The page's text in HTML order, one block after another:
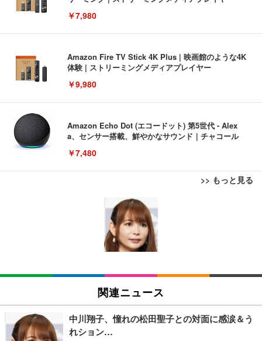
￥7,980
Amazon Fire TV Stick 4K Plus | 映画館のような4K
体験 | ストリーミングメディアプレイヤー
￥9,980
Amazon Echo Dot (エコードット) 第5世代 - Alex
a、センサー搭載、鮮やかなサウンド｜チャコール
￥7,480
>> もっと見る
[EdoErgo] オフィスチェア 椅子 テレワーク 疲れな
い 跳ね上げ式アームレスト コンパクト 約105度ロッ
キング pc 事務椅子 360度回転 座面昇降 強化ナイロ
ン樹脂ベース 通気性メッシュ 在宅ワーク H-WY01
(黒網+黒枠+黒足)
SIHOO B100 オフィスチェア／デスクチェア メッシ
ュチェア 人間工学 疲れない ブラック
￥27,999
EIZO ビジネス向けプレミアムモニター | FlexScan
EV3240X-WT | 31.5型4K UHD・USB Type-C・ホワ
￥105,595
EIZO ビジネス向けプレミアムモニター | FlexScan
￥109,572
Amazonベーシック ペットシーツ 薄型 レギュラー 1
回使い捨て 無香料 ホワイト 300枚
Amazonベーシック ペットシーツ 厚型 ワイド 42枚
x2袋(84枚) ホワイト(吸収面:ライトブルー)
￥3,234
関連ニュース
中川翔子、憧れの松田聖子との対面に感涙＆う
れション…